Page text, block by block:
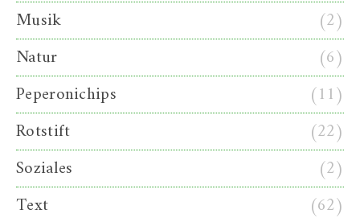
Musik
(2)
Natur
(6)
Peperonichips
(11)
Rotstift
(22)
Soziales
(2)
Text
(62)